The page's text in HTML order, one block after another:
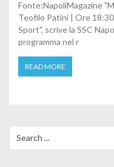
Fonte:NapoliMagazine
Teofilo Patini | Ore
Sport", scrive la SSC
programma nel r
READ MORE